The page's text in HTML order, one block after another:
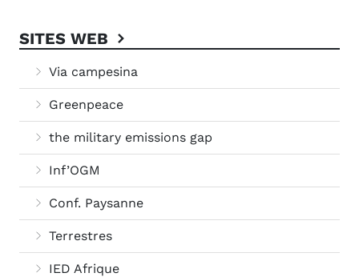
SITES WEB
Via campesina
Greenpeace
the military emissions gap
Inf’OGM
Conf. Paysanne
Terrestres
IED Afrique